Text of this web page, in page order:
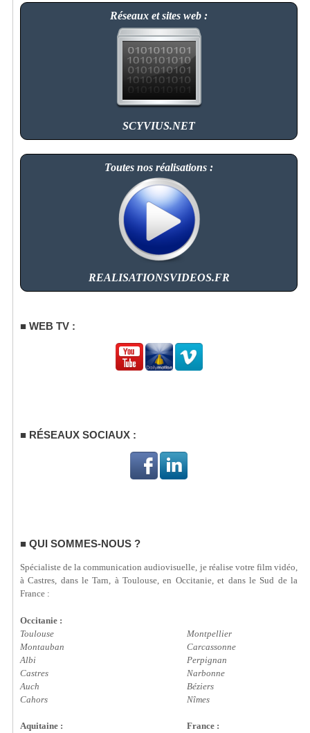
Réseaux et sites web :
SCYVIUS.NET
Toutes nos réalisations :
REALISATIONSVIDEOS.FR
WEB TV :
RÉSEAUX SOCIAUX :
QUI SOMMES-NOUS ?
Spécialiste de la communication audiovisuelle, je réalise votre film vidéo,
à Castres, dans le Tarn, à Toulouse, en Occitanie, et dans le Sud de la
France :
Occitanie :
Toulouse
Montauban
Albi
Castres
Auch
Cahors
Montpellier
Carcassonne
Perpignan
Narbonne
Béziers
Nîmes
Aquitaine :
France :